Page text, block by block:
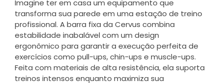
clientes
Imagine ter em casa um equipamento que
transforma sua parede em uma estação de treino
profissional. A barra fixa da Cervus combina
estabilidade inabalável com um design
ergonômico para garantir a execução perfeita de
exercícios como pull-ups, chin-ups e muscle-ups.
Feita com materiais de alta resistência, ela suporta
treinos intensos enquanto maximiza sua